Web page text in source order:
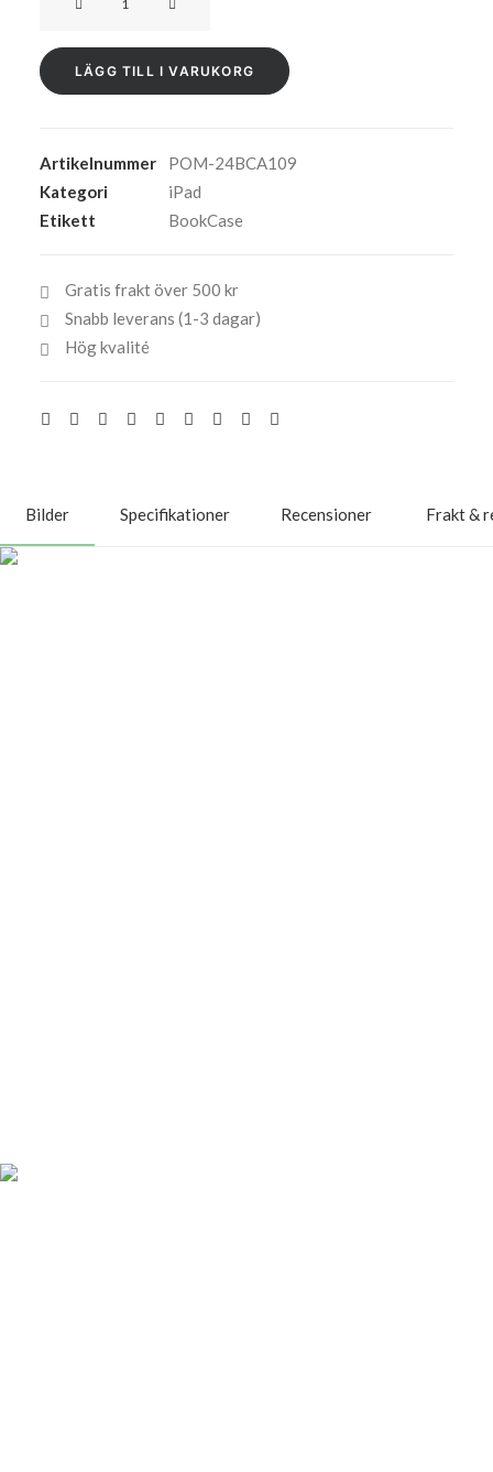
iPad
Air
mängd
LÄGG TILL I VARUKORG
Artikelnummer
POM-24BCA109
Kategori
iPad
Etikett
BookCase
Gratis frakt över 500 kr
Snabb leverans (1-3 dagar)
Hög kvalité
Bilder Specifikationer Recensioner Frakt &